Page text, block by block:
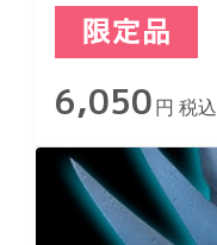
ット
6,050 円 税込